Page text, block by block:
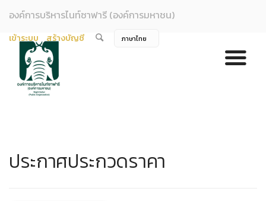
องค์การบริหารไนท์ซาฟารี (องค์การมหาชน)
เข้าระบบ สร้างบัญชี
ประกาศประกวดราคา